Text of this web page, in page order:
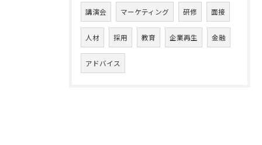
講演会 マーケティング 研修 面接
人材 採用 教育 企業再生 金融
アドバイス